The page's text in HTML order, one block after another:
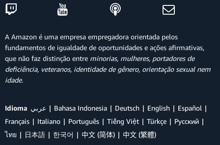
A Amazon é uma empresa empregadora orientada pelos
fundamentos de igualdade de oportunidades e ações afirmativas,
que não faz distinção entre minorias, mulheres, portadores de
deficiência, veteranos, identidade de gênero, orientação sexual nem
idade.
Idioma عربي Bahasa Indonesia Deutsch English
Español
Français
Italiano Português Tiếng Việt Türkçe
Ρусский
ไทย
日本語 한국어 中文 (简体) 中文 (繁體)